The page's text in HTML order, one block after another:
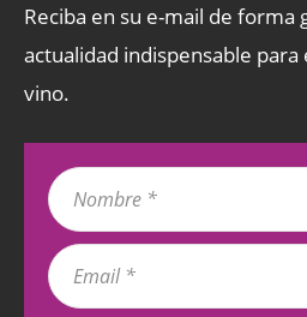
Reciba en su e-mail de forma
actualidad indispensable
vino.